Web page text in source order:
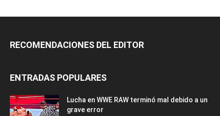
RECOMENDACIONES DEL EDITOR
ENTRADAS POPULARES
Lucha en WWE RAW terminó mal debido a un
grave error